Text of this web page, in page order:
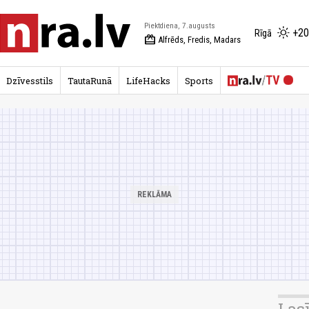
Piektdiena, 7.augusts
redeem Alfrēds, Fredis, Madars
Rīgā
Dzīvesstils TautaRunā LifeHacks Sports